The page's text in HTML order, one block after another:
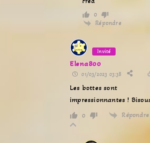
0
Répondre
Invité
Elena800
01/03/2023 03:38
Les bottes sont
impressionnantes !
0 Répondre